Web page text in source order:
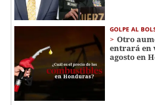
GOLPE AL
Otro
entrará en
agosto en